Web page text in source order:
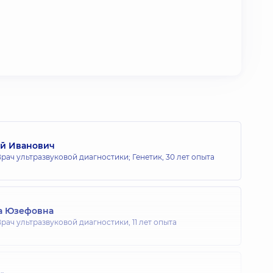
Иванович
ультразвуковой диагностики; Генетик, 30 лет опыта
Юзефовна
ультразвуковой диагностики, 11 лет опыта